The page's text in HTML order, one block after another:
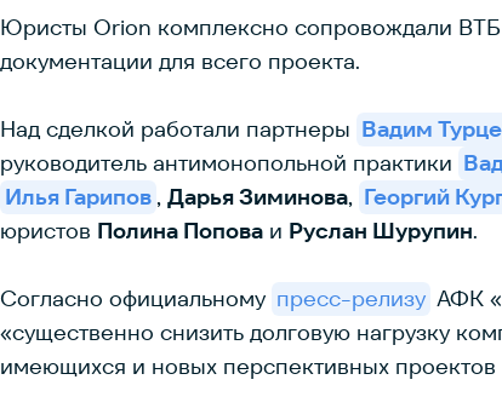
Юристы Orion комплексно сопровождали ВТБ
документации для всего проекта.
Над сделкой работали партнеры Вадим
руководитель антимонопольной практики
Илья Гарипов, Дарья Зиминова, Георгий
юристов Полина Попова и Руслан Шурупин.
Согласно официальному пресс-релизу АФК
«существенно снизить долговую нагрузку
имеющихся и новых перспективных проектов